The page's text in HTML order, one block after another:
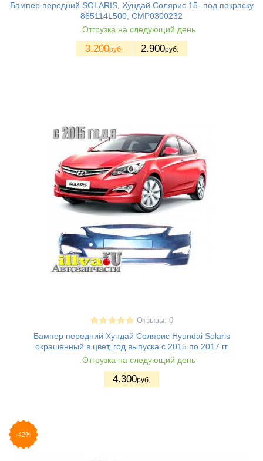
Бампер передний SOLARIS, Хундай Солярис 15- под покраску
865114L500, CMP0300232
Отгрузка на следующий день
3.200руб. 2.900руб.
Отзывы: 0
Бампер передний Хундай Солярис Hyundai Solaris
окрашенный в цвет, год выпуска с 2015 по 2017 гг
Отгрузка на следующий день
4.300руб.
-42%